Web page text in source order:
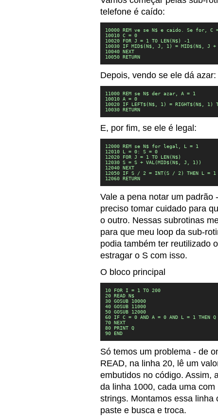
telefone é caído:
10000 REM ve se N$ e caido. Se for, C
10010 C = 0
10020 FOR J = 1 TO LEN(N$) -1
10030 IF MID$(N$, J, 1) = MID$(N$, J
10040 NEXT
10050 RETURN
Depois, vendo se ele dá azar:
11000 REM se N$ der azar, A = 1
10010 A = 0
10020 IF LEFT$(N$, 1) = RIGHT$(N$, 1)
10030 RETURN
E, por fim, se ele é legal:
12000 REM se N$ for legal, L = 1
12010 L = 0: S = 0
12020 FOR J = 1 TO LEN(N$)
12030 S = S + VAL(MID$(N$, J, 1))
12040 NEXT
12050 IF S / 2 = INT(S / 2) THEN L = 1
12060 RETURN
Vale a pena notar um padrão
preciso tomar cuidado para
o outro. Nessas subrotinas
para que meu loop da sub-
podia também ter reutilizado
estragar o S com isso.
O bloco principal
10 FOR I = 1 TO 200
20 READ N$
30 GOSUB 10000
40 GOSUB 11000
50 GOSUB 12000
60 IF C = 0 AND A = 0 AND L = 1 THEN
70 NEXT
80 PRINT Q
90 END
Só temos um problema - de
READ, na linha 20, lê um
embutidos no código. Assim,
da linha 1000, cada uma
strings. Montamos essa linha
paste e busca e troca.